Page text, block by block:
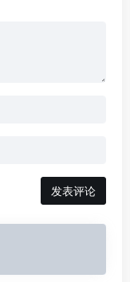
发表评论